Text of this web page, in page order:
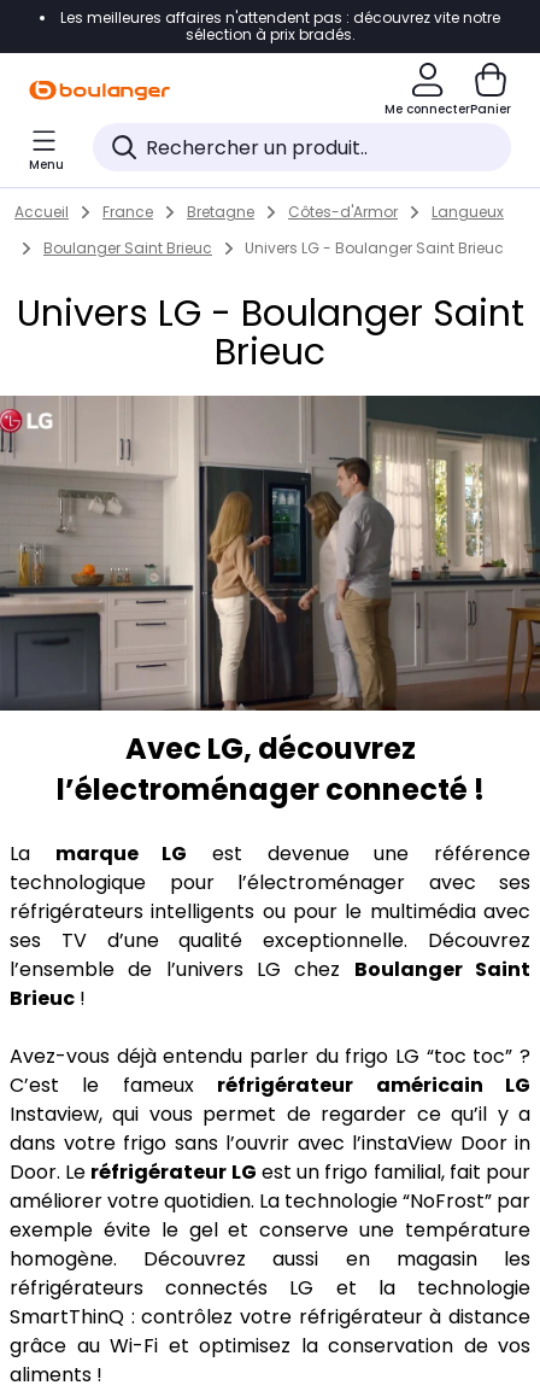
Accéder directement à la navigation
Accéder directement au pied de page
Accéder directement au chatbot
Les meilleures affaires n'attendent pas : découvrez vite notre
sélection à prix bradés.
Me connecterPanier
Menu
Skip to content
Return to Nav
Accueil France Bretagne Côtes-d'Armor
Langueux
Boulanger Saint Brieuc
Univers LG - Boulanger Saint Brieuc
Univers LG - Boulanger Saint
Brieuc
Avec LG, découvrez
l’électroménager connecté !
La marque LG est devenue une référence
technologique pour l’électroménager avec ses
réfrigérateurs intelligents ou pour le multimédia avec
ses TV d’une qualité exceptionnelle. Découvrez
l’ensemble de l’univers LG chez Boulanger Saint
Brieuc !
Avez-vous déjà entendu parler du frigo LG “toc toc” ?
C’est le fameux réfrigérateur américain LG
Instaview, qui vous permet de regarder ce qu’il y a
dans votre frigo sans l’ouvrir avec l’instaView Door in
Door. Le réfrigérateur LG est un frigo familial, fait pour
améliorer votre quotidien. La technologie “NoFrost” par
exemple évite le gel et conserve une température
homogène. Découvrez aussi en magasin les
réfrigérateurs connectés LG et la technologie
SmartThinQ : contrôlez votre réfrigérateur à distance
grâce au Wi-Fi et optimisez la conservation de vos
aliments !